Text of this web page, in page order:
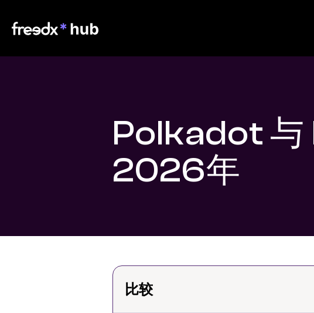
Polkadot 与
2026年
比较